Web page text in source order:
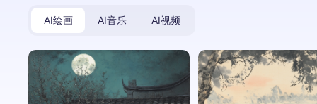
AI绘画 AI音乐 AI视频